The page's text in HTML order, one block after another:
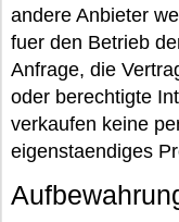
andere Anbieter
fuer den Betrieb
Anfrage, die
oder berechtigte
verkaufen keine
eigenstaendiges